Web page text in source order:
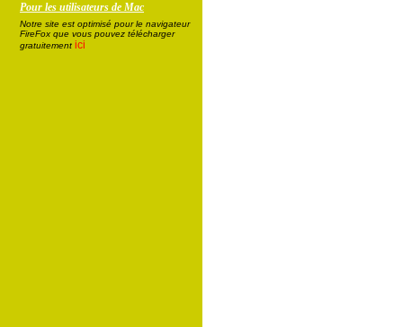
Pour les utilisateurs de Mac
Notre site est optimisé pour le navigateur
FireFox que vous pouvez télécharger
gratuitement ici